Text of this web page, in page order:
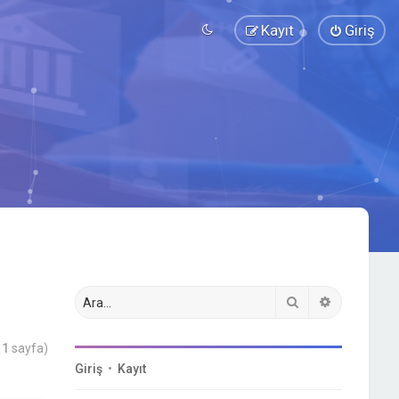
Giriş
Kayıt
1 sayfa)
Ara
Giriş • Kayıt